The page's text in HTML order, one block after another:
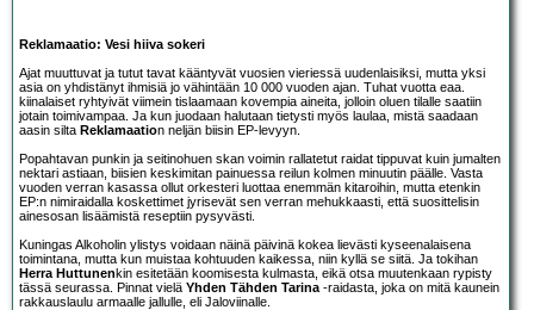
Reklamaatio: Vesi hiiva sokeri
Ajat muuttuvat ja tutut tavat kääntyvät vuosien vieriessä uudenlaisiksi, mutta yksi
asia on yhdistänyt ihmisiä jo vähintään 10 000 vuoden ajan. Tuhat vuotta eaa.
kiinalaiset ryhtyivät viimein tislaamaan kovempia aineita, jolloin oluen tilalle saatiin
jotain toimivampaa. Ja kun juodaan halutaan tietysti myös laulaa, mistä saadaan
aasin silta Reklamaation neljän biisin EP-levyyn.
Popahtavan punkin ja seitinohuen skan voimin rallatetut raidat tippuvat kuin jumalten
nektari astiaan, biisien keskimitan painuessa reilun kolmen minuutin päälle. Vasta
vuoden verran kasassa ollut orkesteri luottaa enemmän kitaroihin, mutta etenkin
EP:n nimiraidalla koskettimet jyrisevät sen verran mehukkaasti, että suosittelisin
ainesosan lisäämistä reseptiin pysyvästi.
Kuningas Alkoholin ylistys voidaan näinä päivinä kokea lievästi kyseenalaisena
toimintana, mutta kun muistaa kohtuuden kaikessa, niin kyllä se siitä. Ja tokihan
Herra Huttunenkin esitetään koomisesta kulmasta, eikä otsa muutenkaan rypisty
tässä seurassa. Pinnat vielä Yhden Tähden Tarina -raidasta, joka on mitä kaunein
rakkauslaulu armaalle jallulle, eli Jaloviinalle.